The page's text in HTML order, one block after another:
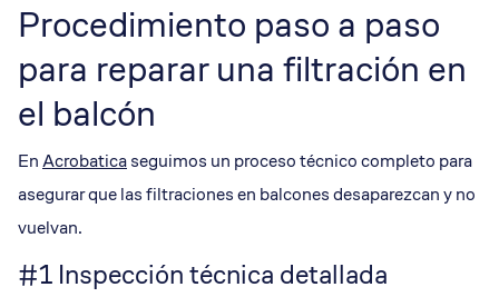
Procedimiento paso a paso
para reparar una filtración en
el balcón
EnAcrobaticaseguimos un proceso técnico completo para
asegurar que las filtraciones en balcones desaparezcan y no
vuelvan.
#1 Inspección técnica detallada